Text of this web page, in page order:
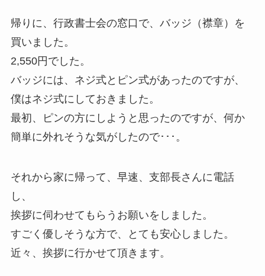
帰りに、行政書士会の窓口で、バッジ（襟章）を
買いました。
2,550円でした。
バッジには、ネジ式とピン式があったのですが、
僕はネジ式にしておきました。
最初、ピンの方にしようと思ったのですが、何か
簡単に外れそうな気がしたので･･･。
それから家に帰って、早速、支部長さんに電話
し、
挨拶に伺わせてもらうお願いをしました。
すごく優しそうな方で、とても安心しました。
近々、挨拶に行かせて頂きます。